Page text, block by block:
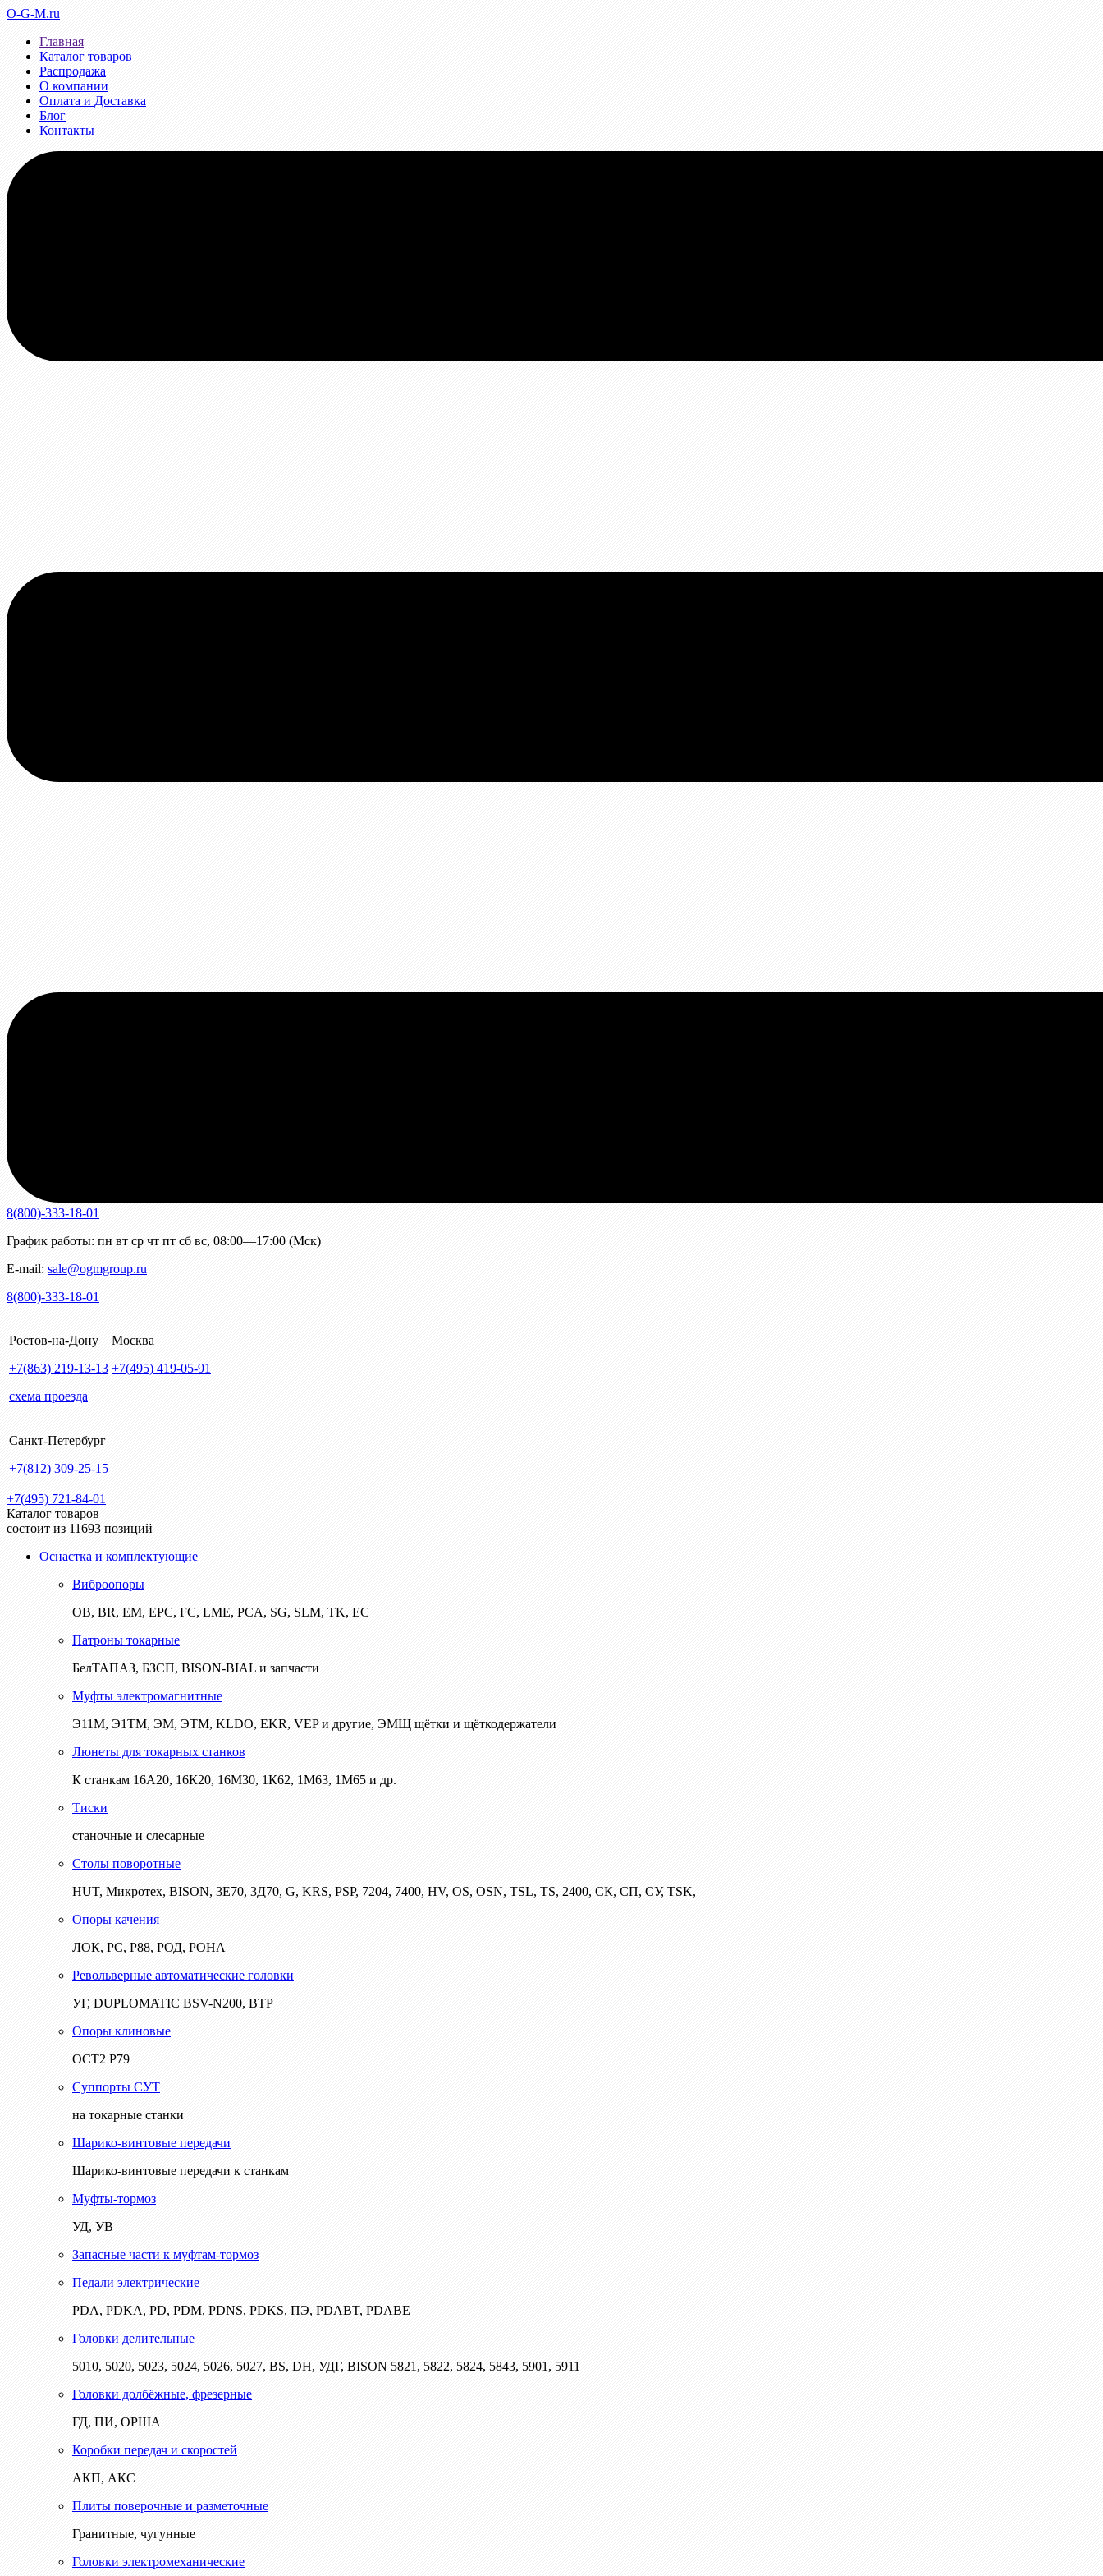
O-G-M.ru
Главная
Каталог товаров
Распродажа
О компании
Оплата и Доставка
Блог
Контакты
8(800)-333-18-01
График работы: пн вт ср чт пт сб вс, 08:00—17:00 (Мск)
E-mail: sale@ogmgroup.ru
8(800)-333-18-01
Ростов-на-Дону
+7(863) 219-13-13
схема проезда
Москва
+7(495) 419-05-91
Санкт-Петербург
+7(812) 309-25-15
+7(495) 721-84-01
Каталог товаров
состоит из 11693 позиций
Оснастка и комплектующие
Виброопоры
ОВ, BR, EM, EPC, FC, LME, PCA, SG, SLM, TK, EC
Патроны токарные
БелТАПАЗ, БЗСП, BISON-BIAL и запчасти
Муфты электромагнитные
Э11М, Э1ТМ, ЭМ, ЭТМ, KLDO, EKR, VEP и другие, ЭМЩ щётки и щёткодержатели
Люнеты для токарных станков
К станкам 16А20, 16К20, 16М30, 1К62, 1М63, 1М65 и др.
Тиски
станочные и слесарные
Столы поворотные
HUT, Микротех, BISON, 3Е70, 3Д70, G, KRS, PSP, 7204, 7400, HV, OS, OSN, TSL, TS, 2400, СК, СП, СУ, TSK,
Опоры качения
ЛОК, РС, Р88, РОД, РОНА
Револьверные автоматические головки
УГ, DUPLOMATIC BSV-N200, ВТР
Опоры клиновые
ОСТ2 Р79
Суппорты СУТ
на токарные станки
Шарико-винтовые передачи
Шарико-винтовые передачи к станкам
Муфты-тормоз
УД, УВ
Запасные части к муфтам-тормоз
Педали электрические
PDA, PDKA, PD, PDM, PDNS, PDKS, ПЭ, PDABT, PDABE
Головки делительные
5010, 5020, 5023, 5024, 5026, 5027, BS, DH, УДГ, BISON 5821, 5822, 5824, 5843, 5901, 5911
Головки долбёжные, фрезерные
ГД, ПИ, ОРША
Коробки передач и скоростей
АКП, АКС
Плиты поверочные и разметочные
Гранитные, чугунные
Головки электромеханические